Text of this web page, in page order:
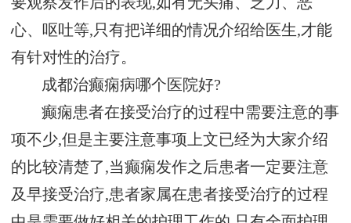
心、呕吐等,只有把详细的情况介绍给医生,才能
有针对性的治疗。
成都治癫痫病哪个医院好?
癫痫患者在接受治疗的过程中需要注意的事
项不少,但是主要注意事项上文已经为大家介绍
的比较清楚了,当癫痫发作之后患者一定要注意
及早接受治疗,患者家属在患者接受治疗的过程